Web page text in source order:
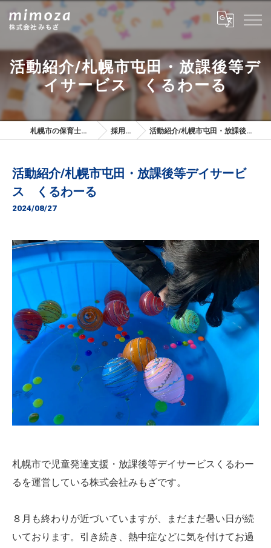
活動紹介/札幌市屯田・放課後等デ
イサービス くるわーる
札幌市の保育士は株式会社みもざ 採用ブログ 活動紹介/札幌市屯田・放課後等デイサービス くるわーる
活動紹介/札幌市屯田・放課後等デイサービ
ス くるわーる
2024/08/27
札幌市で児童発達支援・放課後等デイサービスくるわー
るを運営している株式会社みもざです。
８月も終わりが近づいていますが、まだまだ暑い日が続
いております。引き続き、熱中症などに気を付けてお過